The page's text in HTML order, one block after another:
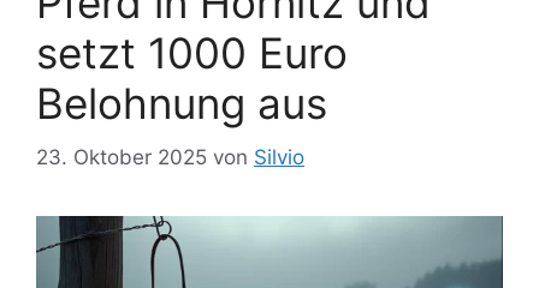
setzt 1000 Euro
Belohnung aus
23. Oktober 2025 von Silvio